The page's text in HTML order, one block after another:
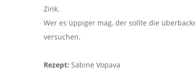
Zink.
Wer es üppiger mag, der sollte die
versuchen.
Rezept: Sabine Vopava